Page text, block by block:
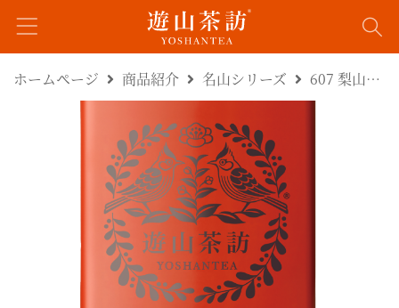
ホームページ 商品紹介 名山シリーズ 607 梨山紅茶(在庫切れ中)